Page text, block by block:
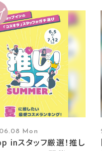
Mon
inスタッフ厳選！推し